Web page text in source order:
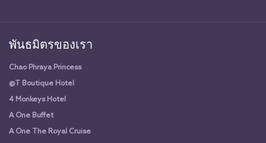
พันธมิตรของเรา
Chao Phraya Princess
@T Boutique Hotel
4 Monkeys Hotel
A One Buffet
A One The Royal Cruise